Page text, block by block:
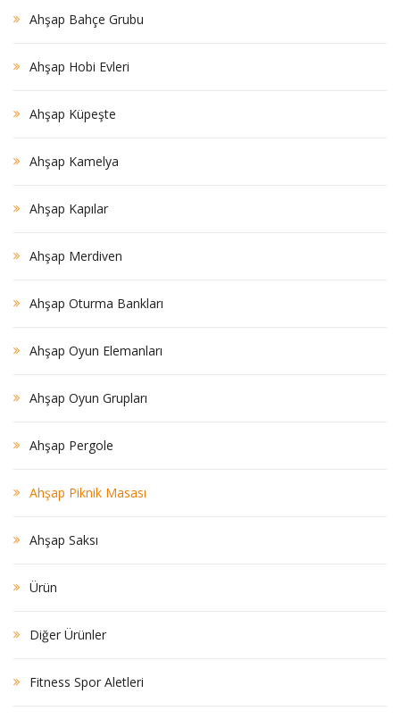
Ahşap Bahçe Grubu
Ahşap Hobi Evleri
Ahşap Küpeşte
Ahşap Kamelya
Ahşap Kapılar
Ahşap Merdiven
Ahşap Oturma Bankları
Ahşap Oyun Elemanları
Ahşap Oyun Grupları
Ahşap Pergole
Ahşap Piknik Masası
Ahşap Saksı
Ürün
Diğer Ürünler
Fitness Spor Aletleri